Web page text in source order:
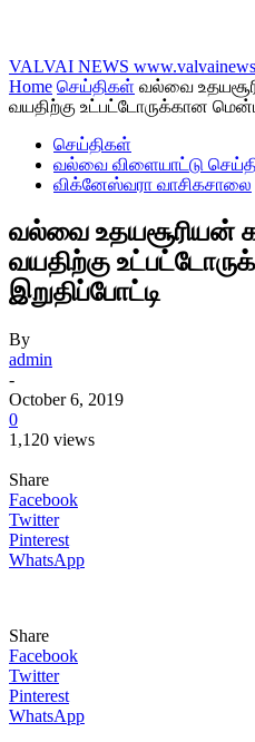
VALVAI NEWS
Home செய்திகள் வல்வை
வயதிற்கு உட்பட்டோருக்கான
செய்திகள்
வல்வை விளையாட்டு
விக்னேஸ்வரா வாசிகசாலை
வல்வை உதயசூரியன்
வயதிற்கு
இறுதிப்போட்டி
By
admin
-
October 6, 2019
0
1,120 views
Share
Facebook
Twitter
Pinterest
WhatsApp
Share
Facebook
Twitter
Pinterest
WhatsApp